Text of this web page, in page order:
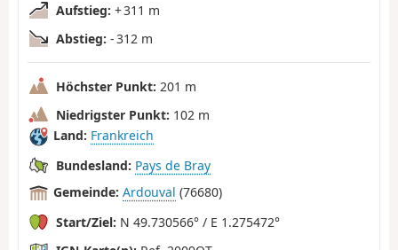
Aufstieg: + 311 m
Abstieg: - 312 m
Höchster Punkt: 201 m
Niedrigster Punkt: 102 m
Land: Frankreich
Bundesland: Pays de Bray
Gemeinde: Ardouval (76680)
Start/Ziel: N 49.730566° / E 1.275472°